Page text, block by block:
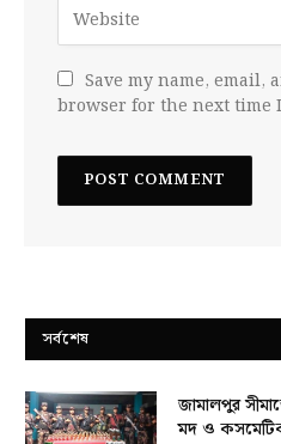
Save my name, email,
browser for the next time
সর্বশেষ
জামালপুর
মদ ও